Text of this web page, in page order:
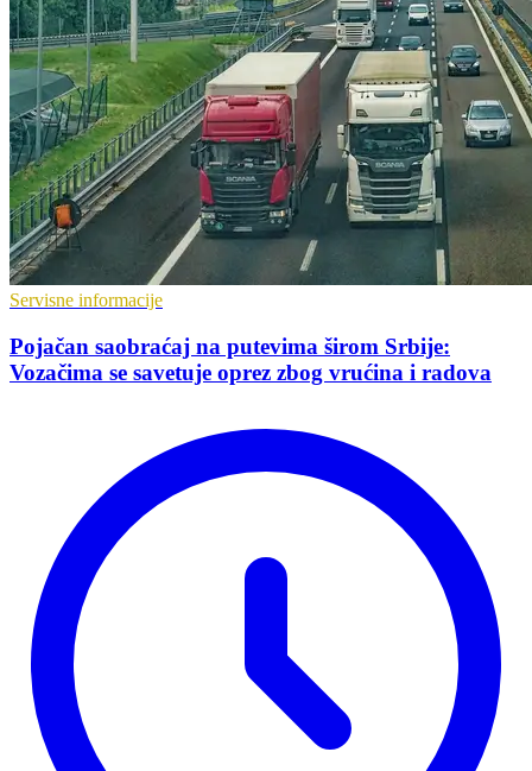
Servisne informacije
Pojačan saobraćaj na putevima širom Srbije:
Vozačima se savetuje oprez zbog vrućina i radova